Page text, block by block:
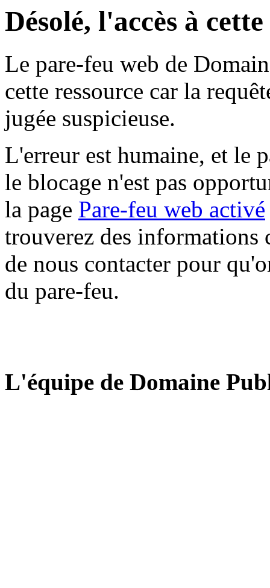
Désolé, l'accès à
Le pare-feu web de
cette ressource car la
jugée suspicieuse.
L'erreur est humaine, et le
le blocage n'est pas
la page Pare-feu web activé
trouverez des informations
de nous contacter pour
du pare-feu.
L'équipe de Domaine